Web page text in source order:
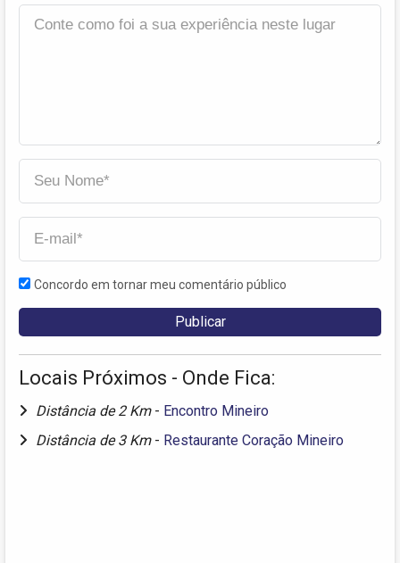
Concordo em tornar meu comentário público
Locais Próximos - Onde Fica:
Distância de 2 Km - Encontro Mineiro
Distância de 3 Km - Restaurante Coração Mineiro